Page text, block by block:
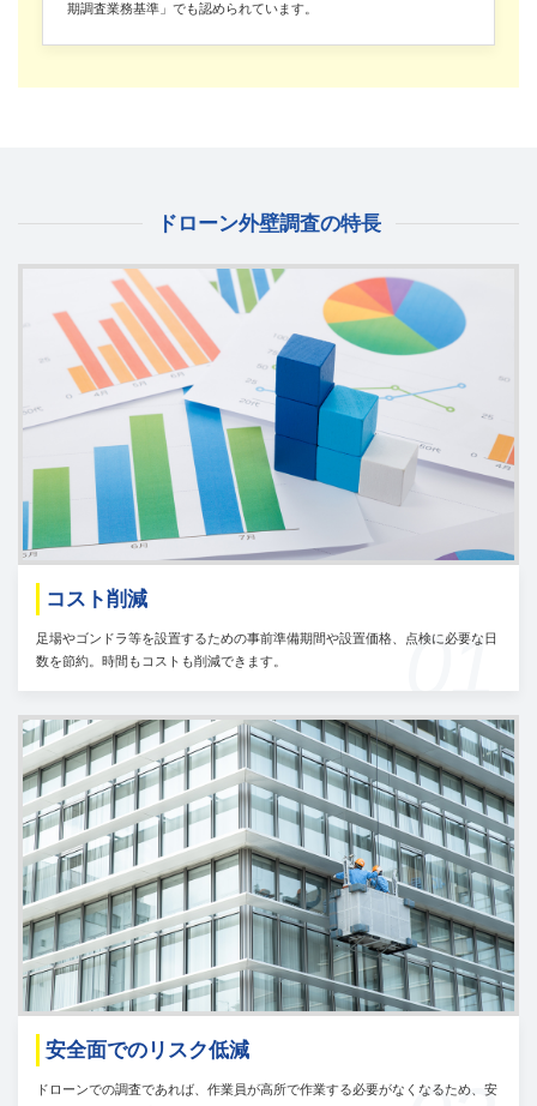
期調査業務基準」でも認められています。
ドローン外壁調査の特長
01
コスト削減
足場やゴンドラ等を設置するための事前準備期間や設置価格、点検に必要な日
数を節約。時間もコストも削減できます。
安全面でのリスク低減
ドローンでの調査であれば、作業員が高所で作業する必要がなくなるため、安